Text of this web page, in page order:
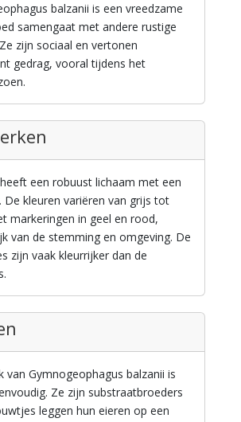
balzanii is een vreedzame
samengaat met andere rustige
zijn sociaal en vertonen
gedrag, vooral tijdens het
een robuust lichaam met een
De kleuren variëren van grijs tot
markeringen in geel en rood,
van de stemming en omgeving. De
zijn vaak kleurrijker dan de
van Gymnogeophagus balzanii is
Ze zijn substraatbroeders
leggen hun eieren op een